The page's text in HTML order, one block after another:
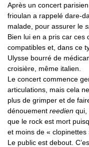
Après un concert
frioulan a rappelé dare-
malade, pour assurer le
Bien lui en a pris car ces
compatibles et, dans ce
Ulysse bourré de
croisière, même italien.
Le concert commence
articulations, mais cela
plus de grimper et de
dénouement reedien qui,
que le rock est mort
et moins de « clopinettes
Le public est debout.